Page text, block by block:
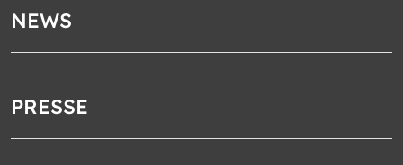
NEWS
PRESSE